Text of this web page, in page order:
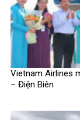
Vietnam Airlines
– Điện Biên